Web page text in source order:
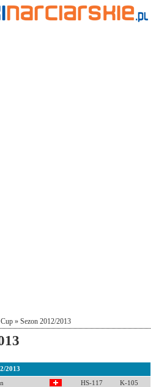
» Sezon 2012/2013
2013
HS-117 K-105